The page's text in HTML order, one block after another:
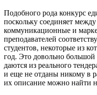
Подобного рода конкурс
поскольку соединяет
коммуникационные и
преподавателей
студентов, некоторые из
год. Это довольно большой
даются из реального
и еще не отданы никому в
их описание можно найти